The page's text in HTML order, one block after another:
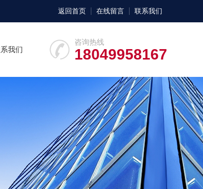
返回首页 在线留言 联系我们
咨询热线
18049958167
我们